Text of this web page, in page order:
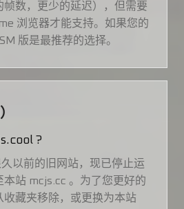
帧数，更少的延迟），但需要
浏览器才能支持。如果您的
版是最推荐的选择。
?
以前的旧网站，现已停止运
本站 mcjs.cc 。为了您更好的
收藏夹移除，或更换为本站